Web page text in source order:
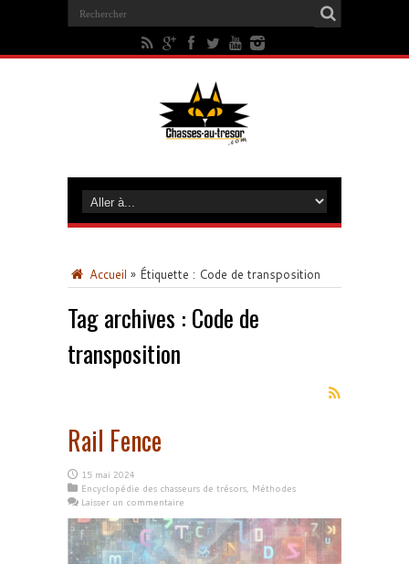
Accueil » Étiquette : Code de transposition
Tag archives : Code de
transposition
Rail Fence
15 mai 2024
Encyclopédie des chasseurs de trésors, Méthodes
Laisser un commentaire